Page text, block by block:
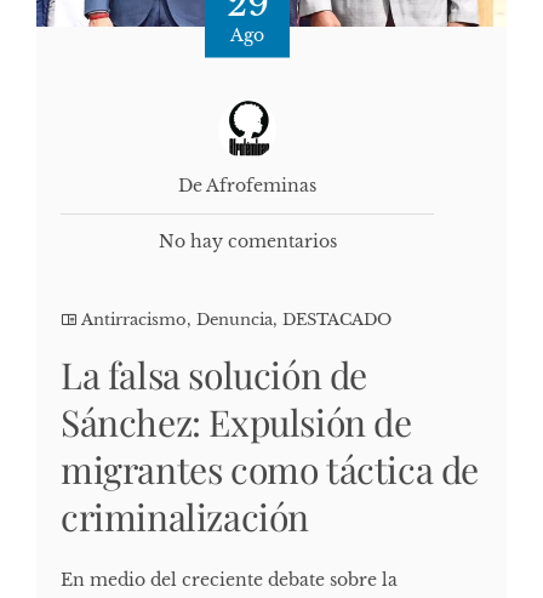
Ago
De Afrofeminas
No hay comentarios
Antirracismo, Denuncia, DESTACADO
La falsa solución de
Sánchez: Expulsión de
migrantes como táctica de
criminalización
En medio del creciente debate sobre la